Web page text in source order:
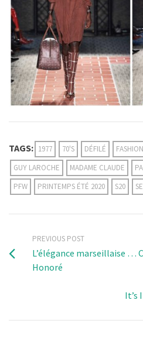
TAGS: 1977 70'S DÉFILÉ FASHION
GUY LAROCHE
MADAME CLAUDE
PFW
PRINTEMPS ÉTÉ 2020 S20
PREVIOUS POST
L’élégance marseillaise …
Honoré
It’s